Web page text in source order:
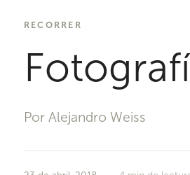
RECORRER
Por Alejandro Weiss